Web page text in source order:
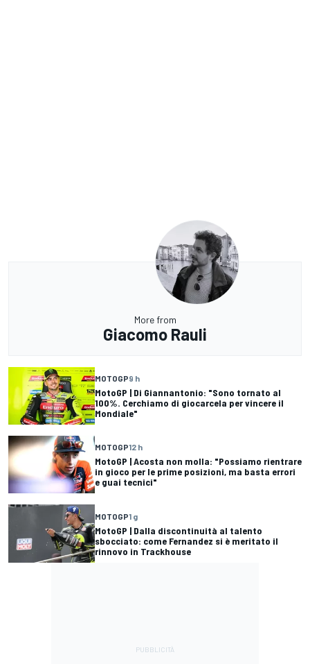
More from
Giacomo Rauli
MOTOGP9 h
MotoGP | Di Giannantonio: "Sono tornato al
100%. Cerchiamo di giocarcela per vincere il
Mondiale"
MOTOGP12 h
MotoGP | Acosta non molla: "Possiamo rientrare
in gioco per le prime posizioni, ma basta errori
e guai tecnici"
MOTOGP1 g
MotoGP | Dalla discontinuità al talento
sbocciato: come Fernandez si è meritato il
rinnovo in Trackhouse